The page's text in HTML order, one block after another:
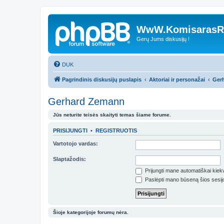
Gerų Jums diskusijų !
DUK
Pagrindinis diskusijų puslapis Aktoriai ir personažai
Gerhard Zemann
Jūs neturite teisės skaityti temas šiame forume.
PRISIJUNGTI • REGISTRUOTIS
Vartotojo vardas:
Slaptažodis:
Prijungti mane automatiškai
Paslėpti mano būseną šios
Šioje kategorijoje forumų nėra.